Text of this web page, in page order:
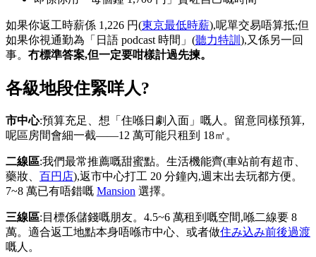
如果你返工時薪係 1,226 円(東京最低時薪),呢單交易唔算抵;但
如果你視通勤為「日語 podcast 時間」(聽力特訓 ),又係另一回
事。 冇標準答案,但一定要咁樣計過先揀。
各級地段住緊咩人?
市中心:預算充足、想「住喺日劇入面」嘅人。留意同樣預算,
呢區房間會細一截——12 萬可能只租到 18㎡。
二線區:我們最常推薦嘅甜蜜點。生活機能齊(車站前有超市、
藥妝、 百円店),返市中心打工 20 分鐘內,週末出去玩都方便。
7~8 萬已有唔錯嘅 Mansion 選擇。
三線區:目標係儲錢嘅朋友。4.5~6 萬租到嘅空間,喺二線要 8
萬。適合返工地點本身唔喺市中心、或者做住み込み前後過渡
嘅人。